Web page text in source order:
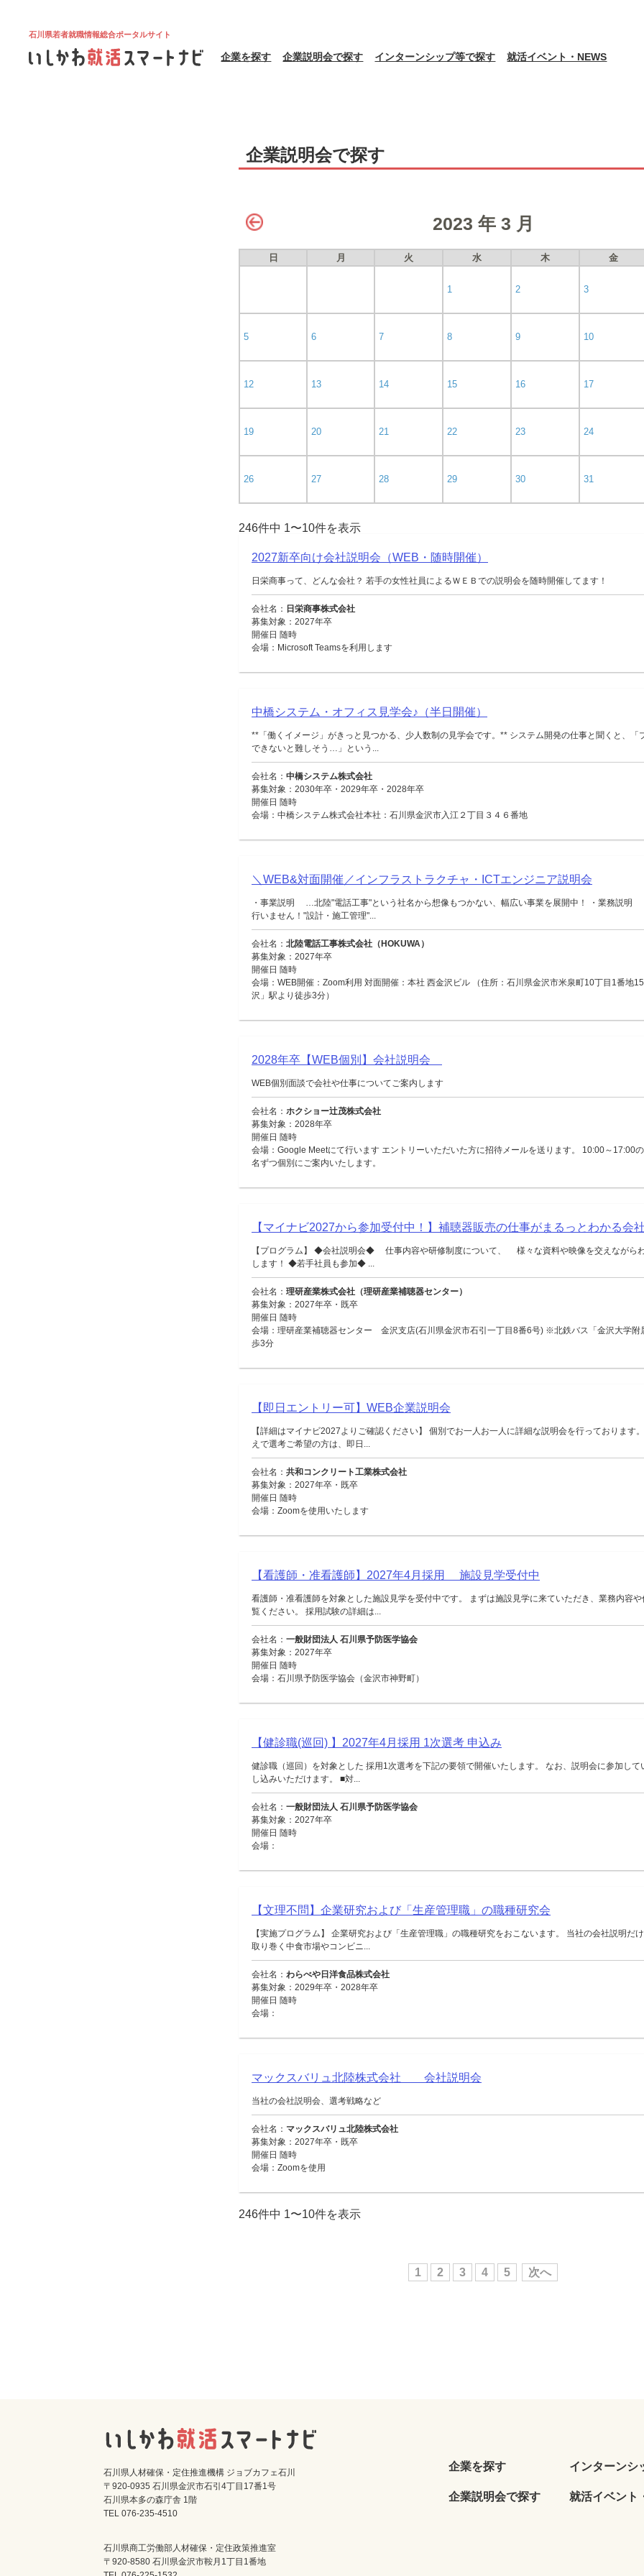
石川県若者就職情報総合ポータルサイト
企業を探す 企業説明会で探す インターンシップ等で探す 就活イベント・NEWS
企業説明会で探す
2023 年 3 月
日 月 火 水 木 金
1 2 3
5 6 7 8 9 10
12 13 14 15 16 17
19 20 21 22 23 24
26 27 28 29 30 31
246件中 1〜10件を表示
2027新卒向け会社説明会（WEB・随時開催）
日栄商事って、どんな会社？ 若手の女性社員によるＷＥＢでの説明会を随時開催してます！
会社名： 日栄商事株式会社
募集対象：2027年卒
開催日 随時
会場：Microsoft Teamsを利用します
中橋システム・オフィス見学会♪（半日開催）
**「働くイメージ」がきっと見つかる、少人数制の見学会です。** システム開発の仕事と聞くと、「
できないと難しそう…」という...
会社名： 中橋システム株式会社
募集対象：2030年卒・2029年卒・2028年卒
開催日 随時
会場：中橋システム株式会社本社：石川県金沢市入江２丁目３４６番地
＼WEB&対面開催／インフラストラクチャ・ICTエンジニア説明会
・事業説明 …北陸"電話工事"という社名から想像もつかない、幅広い事業を展開中！ ・業務説
行いません！"設計・施工管理"...
会社名： 北陸電話工事株式会社（HOKUWA）
募集対象：2027年卒
開催日 随時
会場：WEB開催：Zoom利用 対面開催：本社 西金沢ビル （住所：石川県金沢市米泉町10丁目1番
沢」駅より徒歩3分）
2028年卒【WEB個別】会社説明会
WEB個別面談で会社や仕事についてご案内します
会社名： ホクショー辻茂株式会社
募集対象：2028年卒
開催日 随時
会場：Google Meetにて行います エントリーいただいた方に招待メールを送ります。 10:00～17:00
名ずつ個別にご案内いたします。
【マイナビ2027から参加受付中！】補聴器販売の仕事がまるっとわかる会
【プログラム】 ◆会社説明会◆ 仕事内容や研修制度について、 様々な資料や映像を交えながら
します！ ◆若手社員も参加◆ ...
会社名： 理研産業株式会社（理研産業補聴器センター）
募集対象：2027年卒・既卒
開催日 随時
会場：理研産業補聴器センター 金沢支店(石川県金沢市石引一丁目8番6号) ※北鉄バス「金沢大学附
歩3分
【即日エントリー可】WEB企業説明会
【詳細はマイナビ2027よりご確認ください】 個別でお一人お一人に詳細な説明会を行っております
えで選考ご希望の方は、即日...
会社名： 共和コンクリート工業株式会社
募集対象：2027年卒・既卒
開催日 随時
会場：Zoomを使用いたします
【看護師・准看護師】2027年4月採用 施設見学受付中
看護師・准看護師を対象とした施設見学を受付中です。 まずは施設見学に来ていただき、業務内容
覧ください。 採用試験の詳細は...
会社名： 一般財団法人 石川県予防医学協会
募集対象：2027年卒
開催日 随時
会場：石川県予防医学協会（金沢市神野町）
【健診職(巡回) 】2027年4月採用 1次選考 申込み
健診職（巡回）を対象とした 採用1次選考を下記の要領で開催いたします。 なお、説明会に参加して
し込みいただけます。 ■対...
会社名： 一般財団法人 石川県予防医学協会
募集対象：2027年卒
開催日 随時
会場：
【文理不問】企業研究および「生産管理職」の職種研究会
【実施プログラム】 企業研究および「生産管理職」の職種研究をおこないます。 当社の会社説明だ
取り巻く中食市場やコンビニ...
会社名： わらべや日洋食品株式会社
募集対象：2029年卒・2028年卒
開催日 随時
会場：
マックスバリュ北陸株式会社 会社説明会
当社の会社説明会、選考戦略など
会社名： マックスバリュ北陸株式会社
募集対象：2027年卒・既卒
開催日 随時
会場：Zoomを使用
246件中 1〜10件を表示
1 2 3 4 5 次へ
石川県人材確保・定住推進機構 ジョブカフェ石川
〒920-0935 石川県金沢市石引4丁目17番1号
石川県本多の森庁舎 1階
TEL 076-235-4510
石川県商工労働部人材確保・定住政策推進室
〒920-8580 石川県金沢市鞍月1丁目1番地
企業を探す
企業説明会で探す
インターンシ
就活イベント